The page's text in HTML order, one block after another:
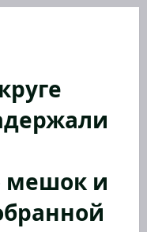
мешок и